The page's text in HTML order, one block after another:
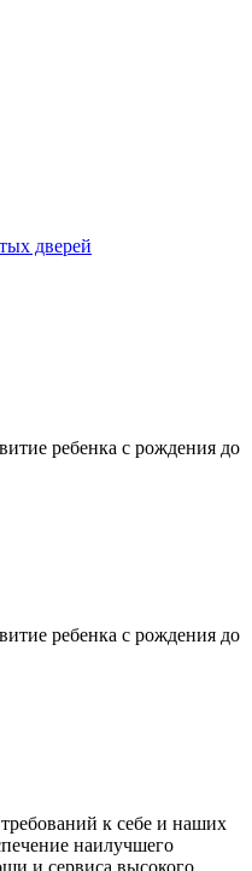
дверей
к себе и наших
наилучшего
и сервиса высокого